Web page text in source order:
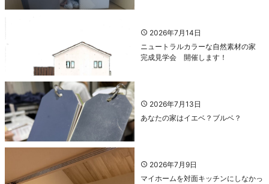
2026年7月14日
ニュートラルカラーな自然素材の家
完成見学会 開催します！
2026年7月13日
あなたの家はイエベ？ブルベ？
2026年7月9日
マイホームを対面キッチンにしなかっ